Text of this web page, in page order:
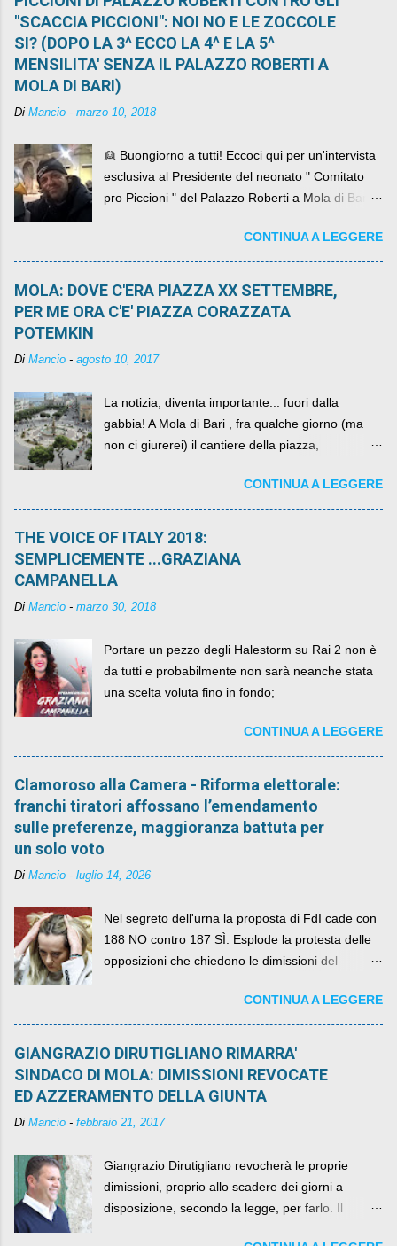
"SCACCIA PICCIONI": NOI NO E LE ZOCCOLE
SI? (DOPO LA 3^ ECCO LA 4^ E LA 5^
MENSILITA' SENZA IL PALAZZO ROBERTI A
MOLA DI BARI)
Di Mancio - marzo 10, 2018
👱 Buongiorno a tutti! Eccoci qui per un'intervista
esclusiva al Presidente del neonato " Comitato
pro Piccioni " del Palazzo Roberti a Mola di Bari ,
come definirlo... signor?....CONTINUA A LEGGERE
MOLA: DOVE C'ERA PIAZZA XX SETTEMBRE,
PER ME ORA C'E' PIAZZA CORAZZATA
POTEMKIN
Di Mancio - agosto 10, 2017
La notizia, diventa importante... fuori dalla
gabbia! A Mola di Bari , fra qualche giorno (ma
non ci giurerei) il cantiere della piazza,
per un numero esorbitante di mesi, non ci sarà
più. C'era una volta Piazza XX Settembre ,
CONTINUA A LEGGERE
THE VOICE OF ITALY 2018:
SEMPLICEMENTE ...GRAZIANA
CAMPANELLA
Di Mancio - marzo 30, 2018
Portare un pezzo degli Halestorm su Rai 2 non è
da tutti e probabilmente non sarà neanche stata
una scelta voluta fino in fondo;
CONTINUA A LEGGERE
Clamoroso alla Camera - Riforma elettorale:
franchi tiratori affossano l’emendamento
sulle preferenze, maggioranza battuta per
un solo voto
Di Mancio - luglio 14, 2026
Nel segreto dell'urna la proposta di FdI cade con
188 NO contro 187 SÌ. Esplode la protesta delle
opposizioni che chiedono le dimissioni del
CONTINUA A LEGGERE
GIANGRAZIO DIRUTIGLIANO RIMARRA'
SINDACO DI MOLA: DIMISSIONI REVOCATE
ED AZZERAMENTO DELLA GIUNTA
Di Mancio - febbraio 21, 2017
Giangrazio Dirutigliano revocherà le proprie
dimissioni, proprio allo scadere dei giorni a
disposizione, secondo la legge, per farlo. Il